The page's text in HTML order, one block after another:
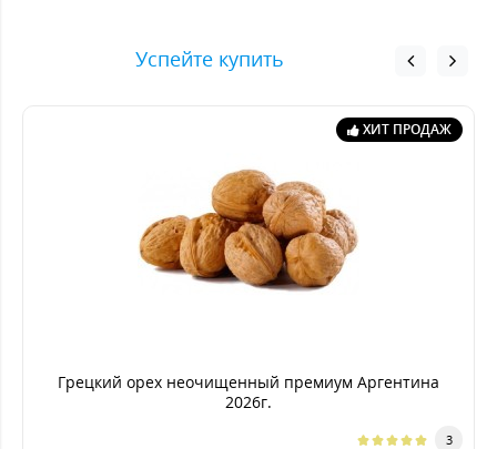
Успейте купить
ХИТ ПРОДАЖ
Грецкий орех неочищенный премиум Аргентина
2026г.
3